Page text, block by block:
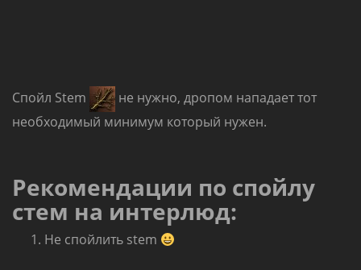
Спойл Stem
не нужно, дропом нападает тот
необходимый минимум который нужен.
Рекомендации по спойлу
стем на интерлюд:
Не спойлить stem